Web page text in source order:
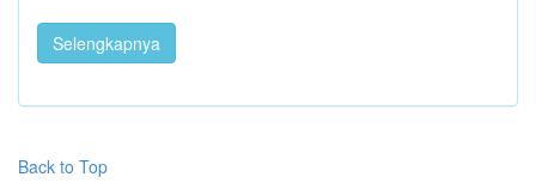
Selengkapnya
Back to Top